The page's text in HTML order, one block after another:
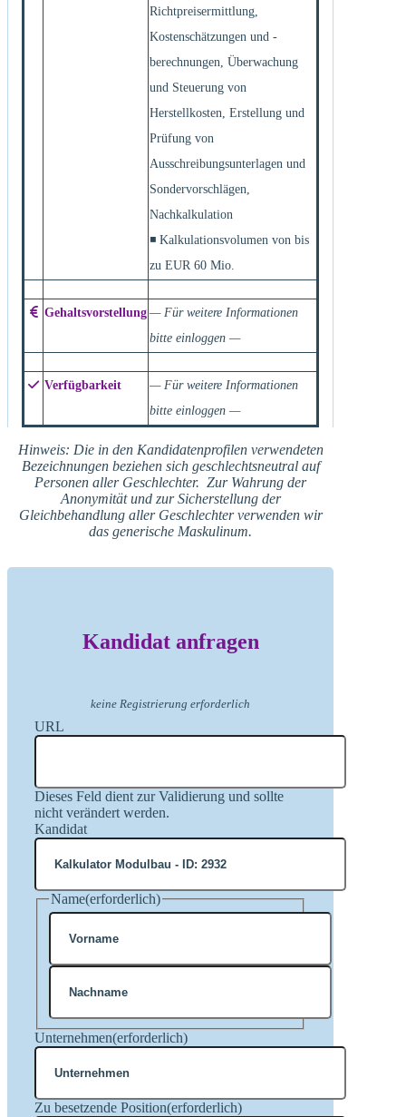
Richtpreisermittlung,
Kostenschätzungen und -
berechnungen, Überwachung
und Steuerung von
Herstellkosten, Erstellung und
Prüfung von
Ausschreibungsunterlagen und
Sondervorschlägen,
Nachkalkulation
◾ Kalkulationsvolumen von bis
zu EUR 60 Mio.
Gehaltsvorstellung — Für weitere Informationen
bitte einloggen —
Verfügbarkeit
— Für weitere Informationen
bitte einloggen —
Hinweis: Die in den Kandidatenprofilen verwendeten
Bezeichnungen beziehen sich geschlechtsneutral auf
Personen aller Geschlechter. Zur Wahrung der
Anonymität und zur Sicherstellung der
Gleichbehandlung aller Geschlechter verwenden wir
das generische Maskulinum.
Kandidat anfragen
keine Registrierung erforderlich
URL
Dieses Feld dient zur Validierung und sollte
nicht verändert werden.
Kandidat
Name(erforderlich)
Vorname
Nachname
Unternehmen(erforderlich)
Zu besetzende Position(erforderlich)